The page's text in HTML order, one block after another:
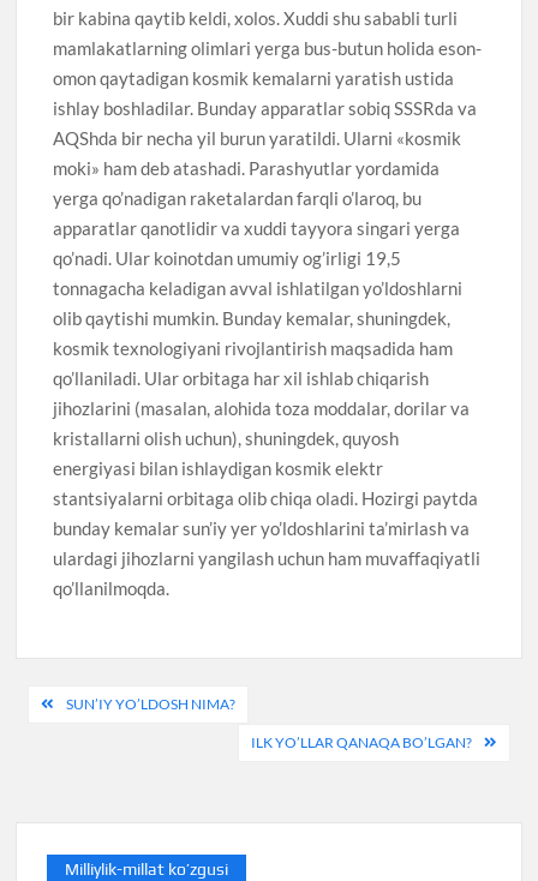
bir kabina qaytib keldi, xolos. Xuddi shu sababli turli
mamlakatlarning olimlari yerga bus-butun holida eson-
omon qaytadigan kosmik kemalarni yaratish ustida
ishlay boshladilar. Bunday apparatlar sobiq SSSRda va
AQShda bir necha yil burun yaratildi. Ularni «kosmik
moki» ham deb atashadi. Parashyutlar yordamida
yerga qo’nadigan raketalardan farqli o’laroq, bu
apparatlar qanotlidir va xuddi tayyora singari yerga
qo’nadi. Ular koinotdan umumiy og’irligi 19,5
tonnagacha keladigan avval ishlatilgan yo’ldoshlarni
olib qaytishi mumkin. Bunday kemalar, shuningdek,
kosmik texnologiyani rivojlantirish maqsadida ham
qo’llaniladi. Ular orbitaga har xil ishlab chiqarish
jihozlarini (masalan, alohida toza moddalar, dorilar va
kristallarni olish uchun), shuningdek, quyosh
energiyasi bilan ishlaydigan kosmik elektr
stantsiyalarni orbitaga olib chiqa oladi. Hozirgi paytda
bunday kemalar sun’iy yer yo’ldoshlarini ta’mirlash va
ulardagi jihozlarni yangilash uchun ham muvaffaqiyatli
qo’llanilmoqda.
PostSUN’IY YO’LDOSH NIMA?
ILK YO’LLAR QANAQA BO’LGAN?
Milliylik-millat ko’zgusi